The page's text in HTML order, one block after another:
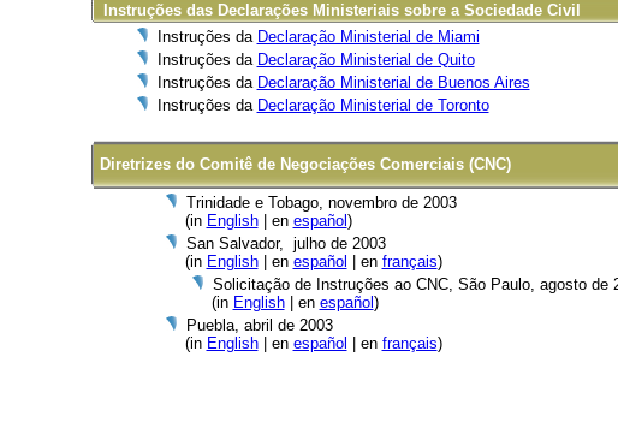
Instruções das Declarações Ministeriais sobre a Sociedade Civil
Instruções da Declaração Ministerial de Miami
Instruções da Declaração Ministerial de Quito
Instruções da Declaração Ministerial de Buenos Aires
Instruções da Declaração Ministerial de Toronto
Diretrizes do Comitê de Negociações Comerciais (CNC)
Trinidade e Tobago, novembro de 2003
(in English| en español )
San Salvador, julho de 2003
(in English| en español | en français)
Solicitação de Instruções ao CNC, São Paulo, agosto de
(in English| en español )
Puebla, abril de 2003
(in English| en español | en français)